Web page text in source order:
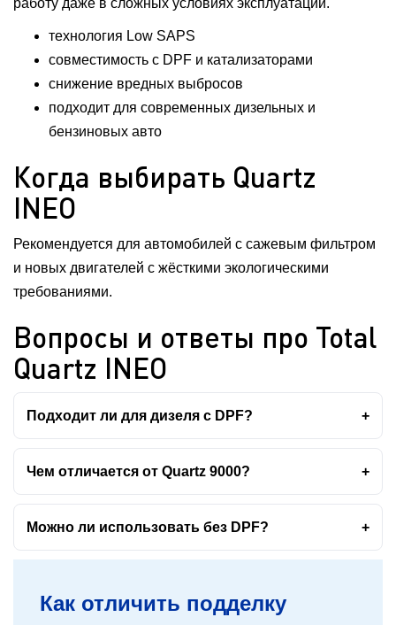
работу даже в сложных условиях эксплуатации.
технология Low SAPS
совместимость с DPF и катализаторами
снижение вредных выбросов
подходит для современных дизельных и
бензиновых авто
Когда выбирать Quartz
INEO
Рекомендуется для автомобилей с сажевым фильтром
и новых двигателей с жёсткими экологическими
требованиями.
Вопросы и ответы про Total
Quartz INEO
Подходит ли для дизеля с DPF?
Чем отличается от Quartz 9000?
Можно ли использовать без DPF?
Как отличить подделку